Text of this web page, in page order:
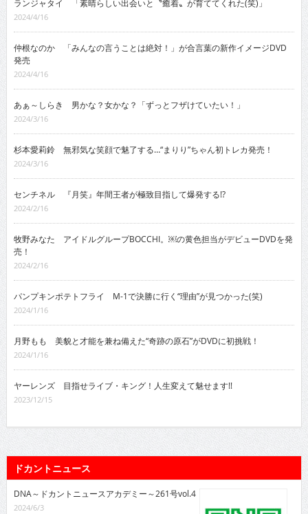
ランジャタイ 「素晴らしい出会いと〝癒着〟が育ててくれた(笑)」
2024/4/16
仲根なのか 「みんなの言うことは絶対！」が合言葉の新作イメージDVD
発売
2024/4/16
あぁ～しらき 男かな？女かな？「ずっとフザけていたい！」
2024/3/16
杉本愛莉鈴 無邪気な笑顔で魅了する…“まりり”ちゃん初トレカ発売！
2024/3/16
センチネル 『月笑』年間王者が極致目指して爆発する!?
2024/2/16
牧野みなた アイドルグループBOCCHI。￼の黄色担当がデビューDVDを発
売！
2024/2/16
パンプキンポテトフライ M-1で決勝に行く“理由”が見つかった(笑)
2024/1/16
月野もも 美貌と才能を兼ね備えた“奇跡の原石”がDVDに初挑戦！
2024/1/16
ヤーレンズ 目指せライブ・キング！人生変えて魅せます!!
2023/12/15
ドカントニュース
DNA～ドカントニュースアカデミー～261号vol.4
2024/6/3